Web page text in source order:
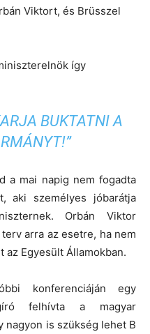
Viktort, és Brüsszel
így
BUKTATNI A
a mai napig nem fogadta
aki személyes jóbarátja
Orbán Viktor
arra az esetre, ha nem
az Egyesült Államokban.
konferenciáján egy
felhívta a magyar
nagyon is szükség lehet B